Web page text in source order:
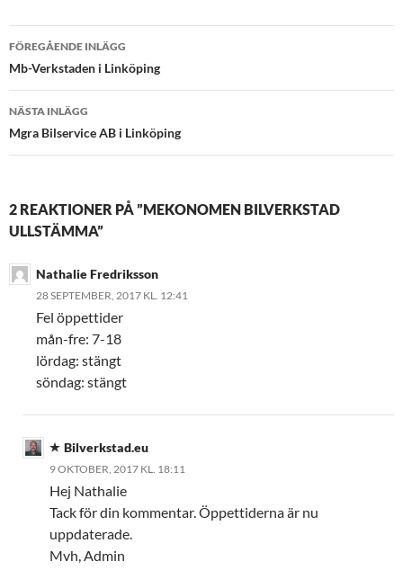
Inläggsnavigering
FÖREGÅENDE INLÄGG
Mb-Verkstaden i Linköping
NÄSTA INLÄGG
Mgra Bilservice AB i Linköping
2 REAKTIONER PÅ ”MEKONOMEN BILVERKSTAD
ULLSTÄMMA”
Nathalie Fredriksson
28 SEPTEMBER, 2017 KL. 12:41
Fel öppettider
mån-fre: 7-18
lördag: stängt
söndag: stängt
Bilverkstad.eu
9 OKTOBER, 2017 KL. 18:11
Hej Nathalie
Tack för din kommentar. Öppettiderna är nu
uppdaterade.
Mvh, Admin